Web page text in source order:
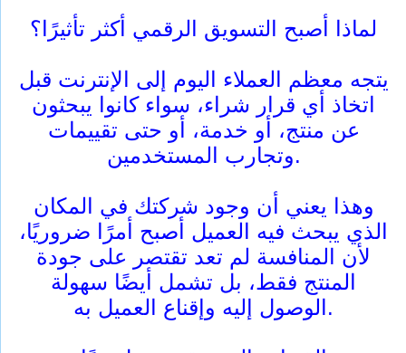
لماذا أصبح التسويق الرقمي أكثر تأثيرًا؟
يتجه معظم العملاء اليوم إلى الإنترنت قبل
اتخاذ أي قرار شراء، سواء كانوا يبحثون
عن منتج، أو خدمة، أو حتى تقييمات
وتجارب المستخدمين.
وهذا يعني أن وجود شركتك في المكان
الذي يبحث فيه العميل أصبح أمرًا ضروريًا،
لأن المنافسة لم تعد تقتصر على جودة
المنتج فقط، بل تشمل أيضًا سهولة
الوصول إليه وإقناع العميل به.